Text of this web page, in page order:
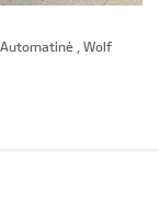
, Wolf